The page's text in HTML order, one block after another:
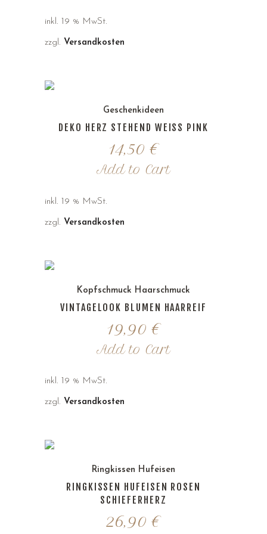
inkl. 19 % MwSt.
zzgl. Versandkosten
Geschenkideen
DEKO HERZ STEHEND WEISS PINK
14,50 €
Add to Cart
inkl. 19 % MwSt.
zzgl. Versandkosten
Kopfschmuck Haarschmuck
VINTAGELOOK BLUMEN HAARREIF
19,90 €
Add to Cart
inkl. 19 % MwSt.
zzgl. Versandkosten
Ringkissen Hufeisen
RINGKISSEN HUFEISEN ROSEN
SCHIEFERHERZ
26,90 €